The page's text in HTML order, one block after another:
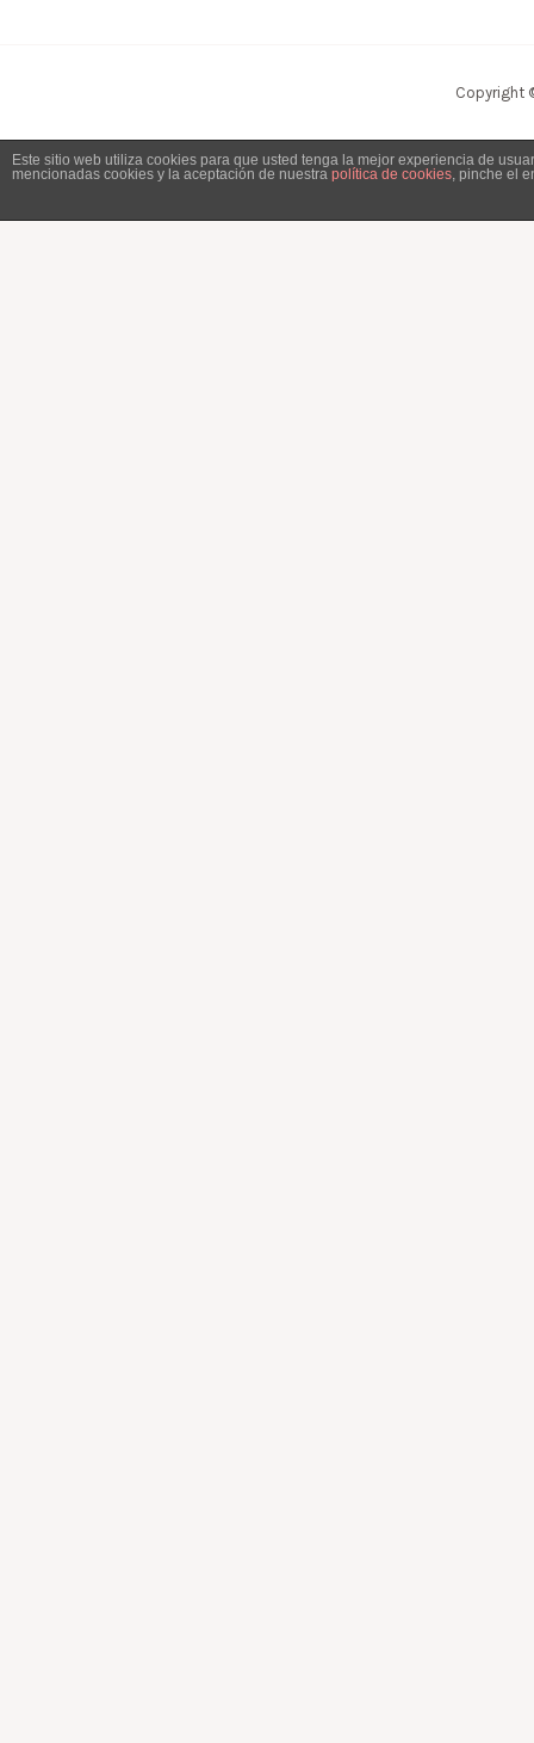
Copyright
Este sitio web utiliza cookies para que usted tenga la mejor experiencia de
mencionadas cookies y la aceptación de nuestra política de cookies, pinche el